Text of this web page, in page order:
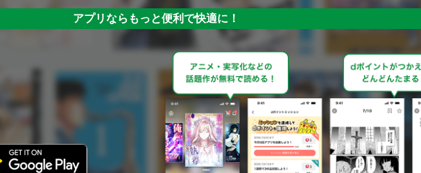
アプリならもっと便利で快適に！